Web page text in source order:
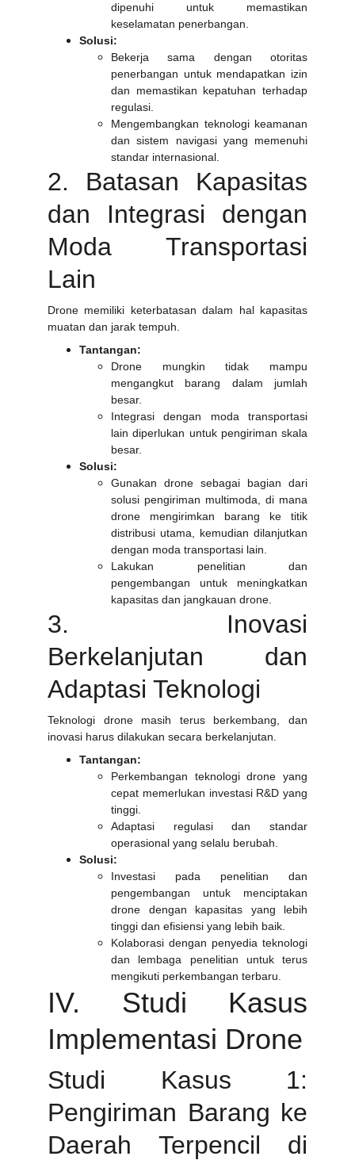
dipenuhi untuk memastikan
keselamatan penerbangan.
Solusi:
Bekerja sama dengan otoritas
penerbangan untuk mendapatkan izin
dan memastikan kepatuhan terhadap
regulasi.
Mengembangkan teknologi keamanan
dan sistem navigasi yang memenuhi
standar internasional.
2. Batasan Kapasitas
dan Integrasi dengan
Moda Transportasi
Lain
Drone memiliki keterbatasan dalam hal kapasitas
muatan dan jarak tempuh.
Tantangan:
Drone mungkin tidak mampu
mengangkut barang dalam jumlah
besar.
Integrasi dengan moda transportasi
lain diperlukan untuk pengiriman skala
besar.
Solusi:
Gunakan drone sebagai bagian dari
solusi pengiriman multimoda, di mana
drone mengirimkan barang ke titik
distribusi utama, kemudian dilanjutkan
dengan moda transportasi lain.
Lakukan penelitian dan
pengembangan untuk meningkatkan
kapasitas dan jangkauan drone.
3. Inovasi
Berkelanjutan dan
Adaptasi Teknologi
Teknologi drone masih terus berkembang, dan
inovasi harus dilakukan secara berkelanjutan.
Tantangan:
Perkembangan teknologi drone yang
cepat memerlukan investasi R&D yang
tinggi.
Adaptasi regulasi dan standar
operasional yang selalu berubah.
Solusi:
Investasi pada penelitian dan
pengembangan untuk menciptakan
drone dengan kapasitas yang lebih
tinggi dan efisiensi yang lebih baik.
Kolaborasi dengan penyedia teknologi
dan lembaga penelitian untuk terus
mengikuti perkembangan terbaru.
IV. Studi Kasus
Implementasi Drone
Studi Kasus 1:
Pengiriman Barang ke
Daerah Terpencil di